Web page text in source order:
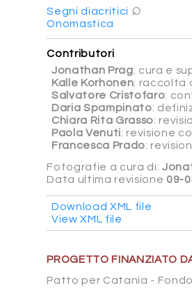
Segni diacritici ⌕
Onomastica
Contributori
Jonathan Prag: cura e
Kalle Korhonen: raccolta
Salvatore Cristofaro:
Daria Spampinato:
Chiara Rita Grasso:
Paola Venuti: revisione
Francesca Prado:
Fotografie a cura di:
Data ultima revisione 09-
Download XML file
View XML file
PROGETTO FINANZIATO
Patto per Catania - Fondo